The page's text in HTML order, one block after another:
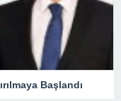
Başlandı